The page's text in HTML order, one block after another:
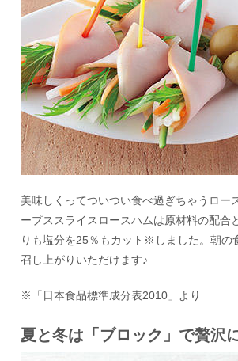
美味しくってついつい食べ過ぎちゃうロー
ープススライスロースハムは原材料の配合
りも塩分を25％もカット※しました。朝の
召し上がりいただけます♪
※「日本食品標準成分表2010」より
夏と冬は「ブロック」で贅沢